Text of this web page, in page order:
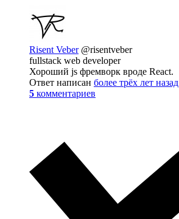
Risent Veber @risentveber
fullstack web developer
Хороший js фремворк вроде React.
Ответ написан более трёх лет назад
5 комментариев